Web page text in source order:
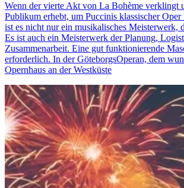
Wenn der vierte Akt von La Bohème verklingt
Publikum erhebt, um Puccinis klassischer
ist es nicht nur ein musikalisches Meisterwerk,
Es ist auch ein Meisterwerk der Planung,
Zusammenarbeit. Eine gut funktionierende
erforderlich. In der GöteborgsOperan, dem
Opernhaus an der Westküste